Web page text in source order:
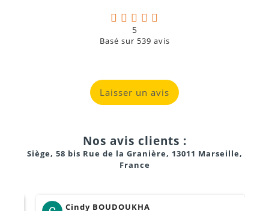
Mise à l'échelle personnalisée: Pour adapter
5
Basé sur 539 avis
Laisser un avis
Nos avis clients :
Siège, 58 bis Rue de la Granière, 13011 Marseille,
France
Cindy BOUDOUKHA